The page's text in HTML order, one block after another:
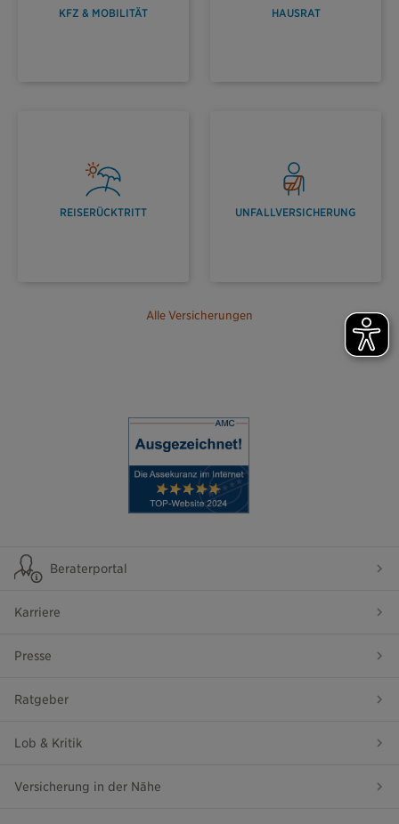
Alle Versicherungen
KFZ & MOBILITÄT HAUSRAT
REISERÜCKTRITT UNFALLVERSICHERUNG
Beraterportal
Karriere
Presse
Ratgeber
Lob & Kritik
Versicherung in der Nähe